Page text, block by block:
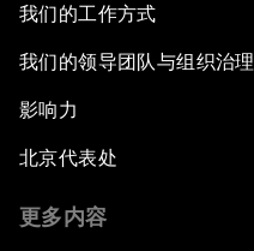
我们的工作方式
我们的领导团队与组织治理
影响力
北京代表处
更多内容